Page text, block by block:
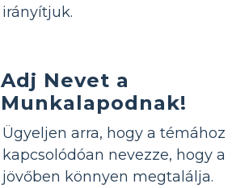
irányítjuk.
Adj Nevet a
Munkalapodnak!
Ügyeljen arra, hogy a témához
kapcsolódóan nevezze, hogy a
jövőben könnyen megtalálja.